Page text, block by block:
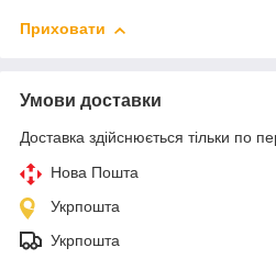
Приховати
Умови доставки
Доставка здійснюється тільки по
Нова Пошта
Укрпошта
Укрпошта